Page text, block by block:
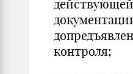
действу­ющей
контроля;